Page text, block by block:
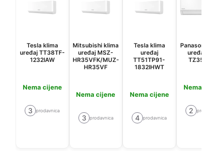
Tesla klima
uređaj TT38TF-
1232IAW
Nema cijene
3 prodavnica
Mitsubishi klima
uređaj MSZ-
HR35VFK/MUZ-
HR35VF
Nema cijene
3 prodavnica
Tesla klima
uređaj
TT51TP91-
1832IHWT
Nema cijene
4 prodavnica
Panasonic
uređaj
TZ35-
Nema
2